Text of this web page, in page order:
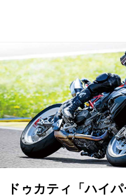
ドゥカティ「ハイ